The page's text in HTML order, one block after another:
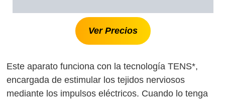
Ver Precios
Este aparato funciona con la tecnología TENS*,
encargada de estimular los tejidos nerviosos
mediante los impulsos eléctricos. Cuando lo tenga